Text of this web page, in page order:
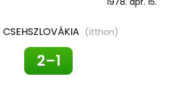
CSEHSZLOVÁKIA (itthon)
2–1